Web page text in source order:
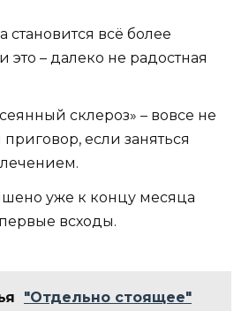
становится всё более
это – далеко не радостная
склероз» – вовсе не
если заняться
уже к концу месяца
всходы.
"Отдельно стоящее"